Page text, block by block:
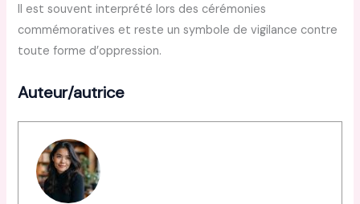
Il est souvent interprété lors des cérémonies
commémoratives et reste un symbole de vigilance contre
toute forme d’oppression.
Auteur/autrice